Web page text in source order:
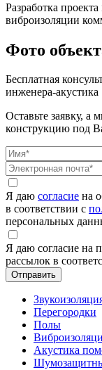
Разработка
виброизоляции
Фото
Бесплатная
инженера-акустика
Оставьте заявку,
конструкцию под
Я даю согласие на
в соответствии с
персональных
Я даю согласие на
рассылок в
Перегородки
Полы
Акустика